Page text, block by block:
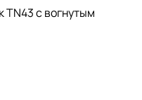
с вогнутым